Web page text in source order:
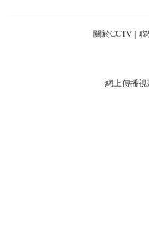
關於CCTV | 聯
網上傳播視